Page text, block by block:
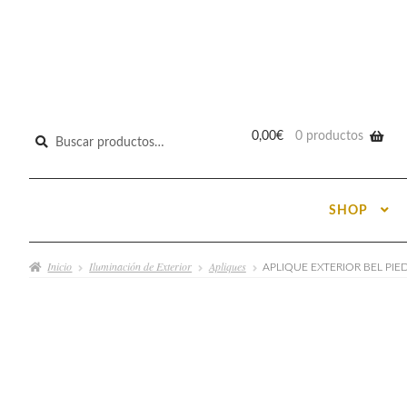
Buscar
0,00€ 0 productos
SHOP
Inicio Iluminación de Exterior Apliques APLIQUE EXTERIOR BEL